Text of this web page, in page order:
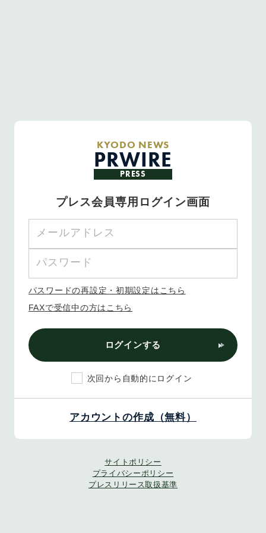
KYODO NEWS
PRWIRE
PRESS
プレス会員専用ログイン画面
パスワードの再設定・初期設定はこちら
FAXで受信中の方はこちら
ログインする
次回から自動的にログイン
アカウントの作成（無料）
サイトポリシー
プライバシーポリシー
プレスリリース取扱基準